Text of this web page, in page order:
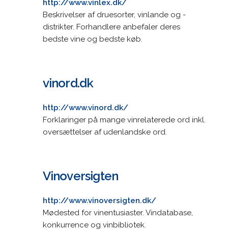
http://www.vinlex.dk/
Beskrivelser af druesorter, vinlande og -
distrikter. Forhandlere anbefaler deres
bedste vine og bedste køb.
vinord.dk
http://www.vinord.dk/
Forklaringer på mange vinrelaterede ord inkl.
oversættelser af udenlandske ord.
Vinoversigten
http://www.vinoversigten.dk/
Mødested for vinentusiaster. Vindatabase,
konkurrence og vinbibliotek.